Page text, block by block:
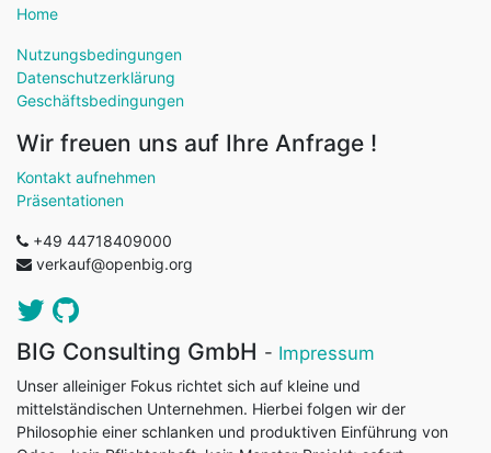
Home
Nutzungsbedingungen
Datenschutzerklärung
Geschäftsbedingungen
Wir freuen uns auf Ihre Anfrage !
Kontakt aufnehmen
Präsentationen
+49 44718409000
verkauf@openbig.org
BIG Consulting GmbH - Impressum
Unser alleiniger Fokus richtet sich auf kleine und
mittelständischen Unternehmen. Hierbei folgen wir der
Philosophie einer schlanken und produktiven Einführung von